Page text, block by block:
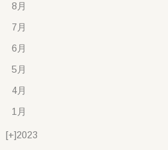
8月
7月
6月
5月
4月
1月
[+]2023